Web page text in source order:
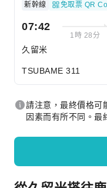
新幹線 免取票 QR
07:42
1時 28分
久留米
TSUBAME 311
請注意，最終價格可
因素而有所不同。最